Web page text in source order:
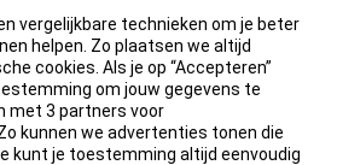
vergelijkbare technieken om je beter
helpen. Zo plaatsen we altijd
cookies. Als je op “Accepteren”
om jouw gegevens te
met 3 partners voor
kunnen we advertenties tonen die
kunt je toestemming altijd eenvoudig